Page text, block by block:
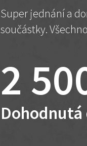
Super jednání a
součástky.
2
Dohodnutá